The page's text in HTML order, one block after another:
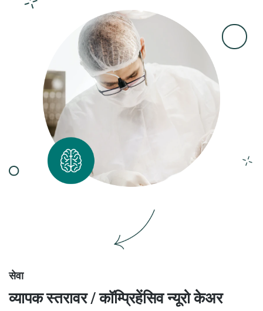
सेवा
व्यापक स्तरावर / कॉम्प्रिहेंसिव न्यूरो केअर